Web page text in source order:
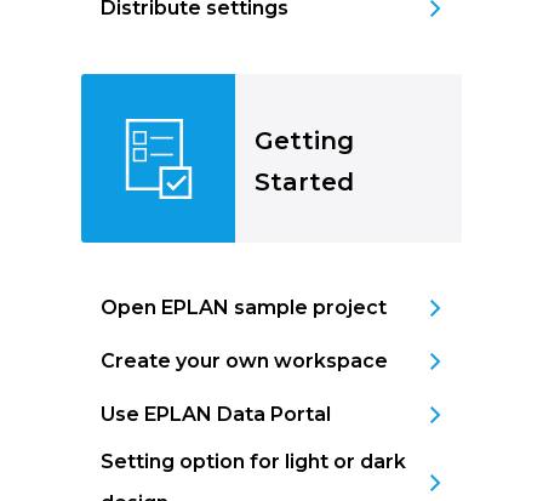
Distribute settings
Getting
Started
Open EPLAN sample project
Create your own workspace
Use EPLAN Data Portal
Setting option for light or dark